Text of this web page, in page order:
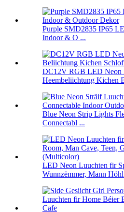
Purple SMD2835 IP65
Indoor & O ...
DC12V RGB LED Neon
Heembeliichtung Kichen
Blue Neon Strip Lights
Connectabl ...
LED Neon Luuchten fir
Wunnzëmmer, Mann